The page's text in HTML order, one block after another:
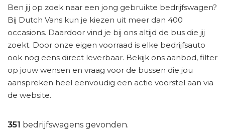
Ben jij op zoek naar een jong gebruikte bedrijfswagen?
Bij Dutch Vans kun je kiezen uit meer dan 400
occasions. Daardoor vind je bij ons altijd de bus die jij
zoekt. Door onze eigen voorraad is elke bedrijfsauto
ook nog eens direct leverbaar. Bekijk ons aanbod, filter
op jouw wensen en vraag voor de bussen die jou
aanspreken heel eenvoudig een actie voorstel aan via
de website.
351 bedrijfswagens gevonden.